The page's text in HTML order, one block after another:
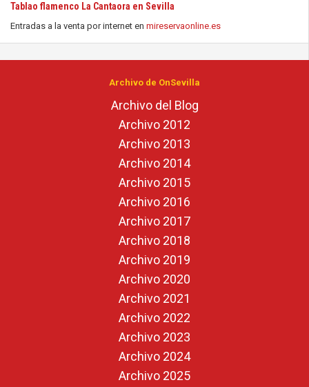
Tablao flamenco La Cantaora en Sevilla
Entradas a la venta por internet en mireservaonline.es
Archivo de OnSevilla
Archivo del Blog
Archivo 2012
Archivo 2013
Archivo 2014
Archivo 2015
Archivo 2016
Archivo 2017
Archivo 2018
Archivo 2019
Archivo 2020
Archivo 2021
Archivo 2022
Archivo 2023
Archivo 2024
Archivo 2025